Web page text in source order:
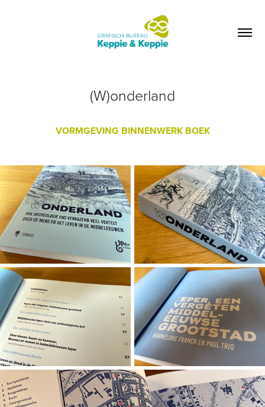
(W)onderland
VORMGEVING BINNENWERK BOEK